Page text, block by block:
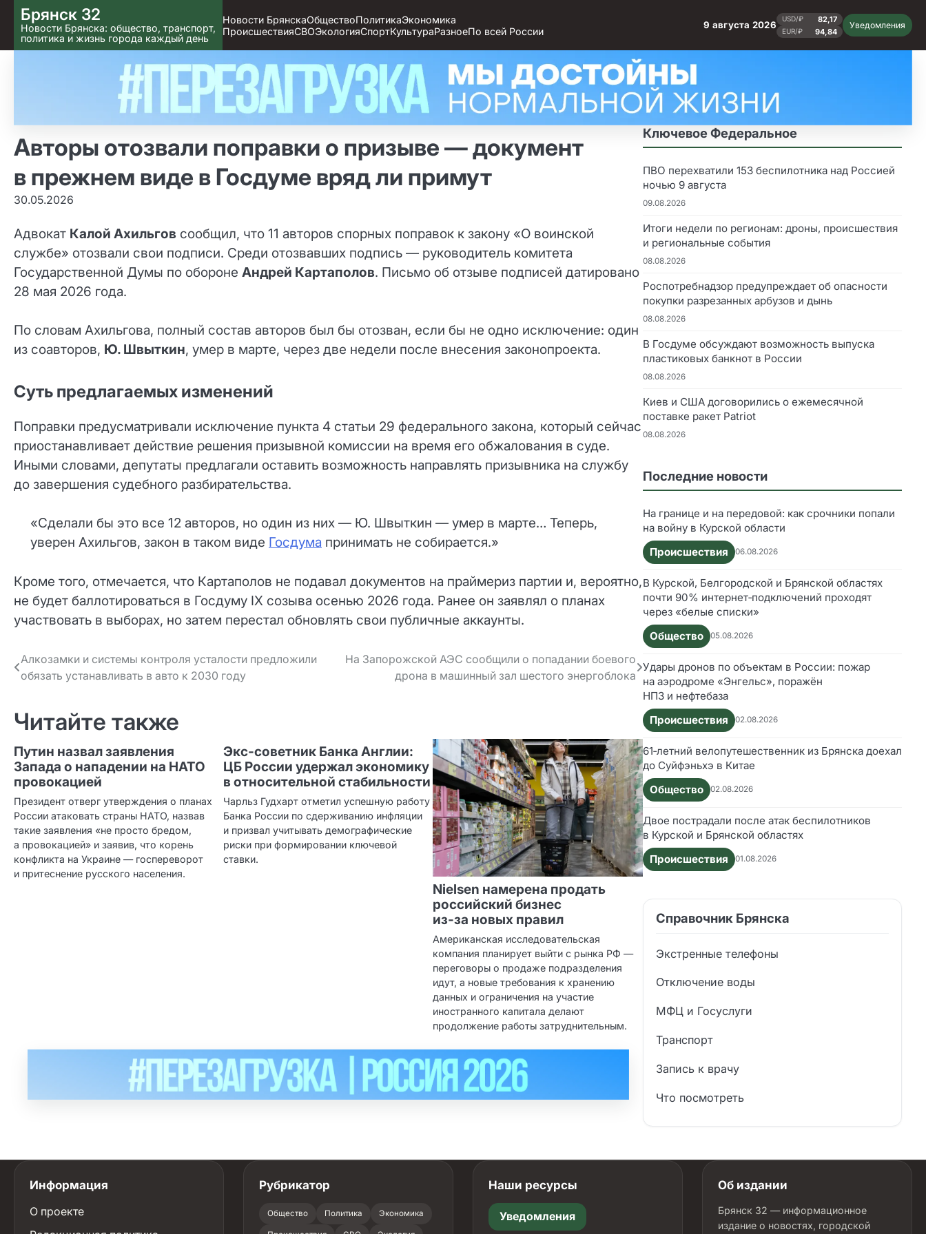
Skip
to content
Брянск 32
Новости Брянска: общество, транспорт,
политика и жизнь города каждый день
Новости БрянскаОбществоПолитикаЭкономика
ПроисшествияСВОЭкологияСпортКультураРазноеПо всей России
9 августа 2026
USD/₽ 82,17
EUR/₽ 94,84
Уведомления
Авторы отозвали поправки о призыве — документ
в прежнем виде в Госдуме вряд ли примут
30.05.2026
Адвокат Калой Ахильгов сообщил, что 11 авторов спорных поправок к закону «О воинской
службе» отозвали свои подписи. Среди отозвавших подпись — руководитель комитета
Государственной Думы по обороне Андрей Картаполов. Письмо об отзыве подписей датировано
28 мая 2026 года.
По словам Ахильгова, полный состав авторов был бы отозван, если бы не одно исключение: один
из соавторов, Ю. Швыткин, умер в марте, через две недели после внесения законопроекта.
Суть предлагаемых изменений
Поправки предусматривали исключение пункта 4 статьи 29 федерального закона, который сейчас
приостанавливает действие решения призывной комиссии на время его обжалования в суде.
Иными словами, депутаты предлагали оставить возможность направлять призывника на службу
до завершения судебного разбирательства.
«Сделали бы это все 12 авторов, но один из них — Ю. Швыткин — умер в марте… Теперь,
уверен Ахильгов, закон в таком виде Госдума принимать не собирается.»
Кроме того, отмечается, что Картаполов не подавал документов на праймериз партии и, вероятно,
не будет баллотироваться в Госдуму IX созыва осенью 2026 года. Ранее он заявлял о планах
участвовать в выборах, но затем перестал обновлять свои публичные аккаунты.
Навигация
по записям
Алкозамки и системы контроля усталости предложили
обязать устанавливать в авто к 2030 году
На Запорожской АЭС сообщили о попадании боевого
дрона в машинный зал шестого энергоблока
Читайте также
Путин назвал заявления
Запада о нападении на НАТО
провокацией
Президент отверг утверждения о планах
России атаковать страны НАТО, назвав
такие заявления «не просто бредом,
а провокацией» и заявив, что корень
конфликта на Украине — госпереворот
и притеснение русского населения.
Экс‑советник Банка Англии:
ЦБ России удержал экономику
в относительной стабильности
Чарльз Гудхарт отметил успешную работу
Банка России по сдерживанию инфляции
и призвал учитывать демографические
риски при формировании ключевой
ставки.
Nielsen намерена продать
российский бизнес
из‑за новых правил
Американская исследовательская
компания планирует выйти с рынка РФ —
переговоры о продаже подразделения
идут, а новые требования к хранению
данных и ограничения на участие
иностранного капитала делают
продолжение работы затруднительным.
Ключевое Федеральное
ПВО перехватили 153 беспилотника над Россией
ночью 9 августа
09.08.2026
Итоги недели по регионам: дроны, происшествия
и региональные события
08.08.2026
Роспотребнадзор предупреждает об опасности
покупки разрезанных арбузов и дынь
08.08.2026
В Госдуме обсуждают возможность выпуска
пластиковых банкнот в России
08.08.2026
Киев и США договорились о ежемесячной
поставке ракет Patriot
08.08.2026
Последние новости
На границе и на передовой: как срочники попали
на войну в Курской области
Происшествия
06.08.2026
В Курской, Белгородской и Брянской областях
почти 90% интернет‑подключений проходят
через «белые списки»
Общество
05.08.2026
Удары дронов по объектам в России: пожар
на аэродроме «Энгельс», поражён
НПЗ и нефтебаза
Происшествия
02.08.2026
61‑летний велопутешественник из Брянска доехал
до Суйфэньхэ в Китае
Общество
02.08.2026
Двое пострадали после атак беспилотников
в Курской и Брянской областях
Происшествия
01.08.2026
Справочник Брянска
Экстренные телефоны
Отключение воды
МФЦ и Госуслуги
Транспорт
Запись к врачу
Что посмотреть
Информация
О проекте
Рубрикатор
Общество Политика Экономика
Наши ресурсы
Уведомления
Об издании
Брянск 32 — информационное
издание о новостях, городской